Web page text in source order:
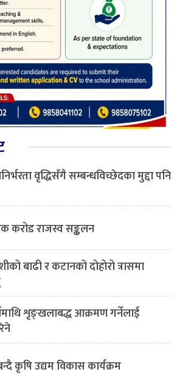
वृद्धिसँगै सम्बन्धविच्छेदका मुद्दा पनि
करोड राजस्व सङ्कलन
बाढी र कटानको दोहोरो त्रासमा
शृङ्खलाबद्ध आक्रमण गर्नेलाई
कृषि उद्यम विकास कार्यक्रम